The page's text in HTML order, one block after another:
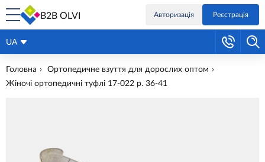
B2B OLVI Авторизація Реєстрація
UA
Головна
Ортопедичне взуття для дорослих оптом
Жіночі ортопедичні туфлі 17-022 р. 36-41